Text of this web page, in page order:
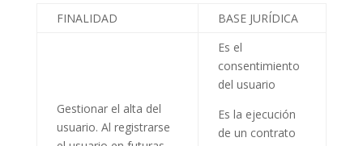
FINALIDAD BASE JURÍDICA
Gestionar el alta del
usuario. Al registrarse
Es el
consentimiento
del usuario
Es la ejecución
de un contrato